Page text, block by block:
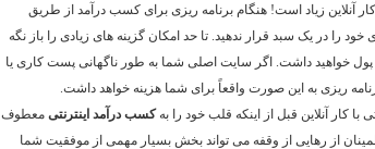
آنلاین زیاد است! هنگام برنامه ریزی برای کسب درآمد از طریق
را در یک سبد قرار ندهید. تا حد امکان گزینه های زیادی را باز نگه
خواهید داشت. اگر سایت اصلی شما به طور ناگهانی پست کاری یا
ریزی به این صورت واقعاً برای شما هزینه خواهد داشت.
با کار آنلاین قبل از اینکه قلب خود را بهکسب درآمد اینترنتی معطوف
از رهایی از وقفه می تواند بخش بسیار مهمی از موفقیت شما